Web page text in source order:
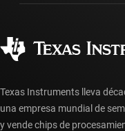
Preguntas frecuentes
Preguntas frecuentes
Texas Instruments lleva
una empresa mundial de
y vende chips de